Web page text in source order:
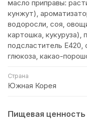
масло приправы:
кунжут),
водоросли, соя,
картошка, кукуруза),
подсластитель
глюкоза, какао-
Страна
Южная Корея
Пищевая ценность